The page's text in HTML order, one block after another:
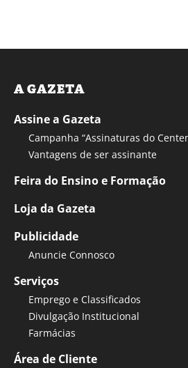
A GAZETA
Assine a Gazeta
Campanha “Assinaturas do
Vantagens de ser assinante
Feira do Ensino e Formação
Loja da Gazeta
Publicidade
Anuncie Connosco
Serviços
Emprego e Classificados
Divulgação Institucional
Farmácias
Área de Cliente